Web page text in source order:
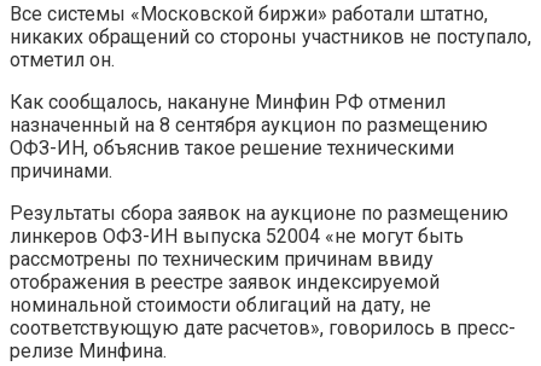
Все системы «Московской биржи» работали штатно,
никаких обращений со стороны участников не поступало,
отметил он.
Как сообщалось, накануне Минфин РФ отменил
назначенный на 8 сентября аукцион по размещению
ОФЗ-ИН, объяснив такое решение техническими
причинами.
Результаты сбора заявок на аукционе по размещению
линкеров ОФЗ-ИН выпуска 52004 «не могут быть
рассмотрены по техническим причинам ввиду
отображения в реестре заявок индексируемой
номинальной стоимости облигаций на дату, не
соответствующую дате расчетов», говорилось в пресс-
релизе Минфина.